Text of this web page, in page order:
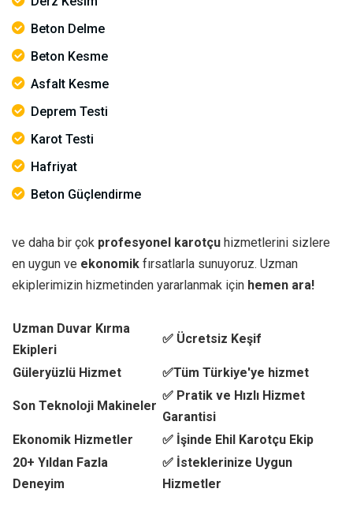
Beton Delme
Beton Kesme
Asfalt Kesme
Deprem Testi
Karot Testi
Hafriyat
Beton Güçlendirme
ve daha bir çok profesyonel karotçu hizmetlerini sizlere
en uygun ve ekonomik fırsatlarla sunuyoruz. Uzman
ekiplerimizin hizmetinden yararlanmak için hemen ara!
Uzman Duvar Kırma
Ekipleri
✅ Ücretsiz Keşif
Güleryüzlü Hizmet ✅Tüm Türkiye'ye hizmet
Son Teknoloji Makineler
✅ Pratik ve Hızlı Hizmet
Garantisi
Ekonomik Hizmetler
✅ İşinde Ehil Karotçu Ekip
20+ Yıldan Fazla
Deneyim
✅ İsteklerinize Uygun
Hizmetler